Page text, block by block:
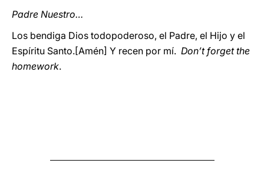
Padre Nuestro…
Los bendiga Dios todopoderoso, el Padre, el Hijo y el
Espíritu Santo.[Amén] Y recen por mí. Don’t forget the
homework.